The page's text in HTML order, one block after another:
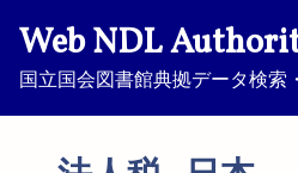
Web NDL
国立国会図書館典拠データ検索